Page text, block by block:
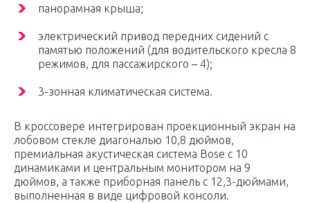
панорамная крыша;
электрический привод передних сидений с
памятью положений (для водительского кресла 8
режимов, для пассажирского – 4);
3-зонная климатическая система.
В кроссовере интегрирован проекционный экран на
лобовом стекле диагональю 10,8 дюймов,
премиальная акустическая система Bose с 10
динамиками и центральным монитором на 9
дюймов, а также приборная панель с 12,3-дюймами,
выполненная в виде цифровой консоли.